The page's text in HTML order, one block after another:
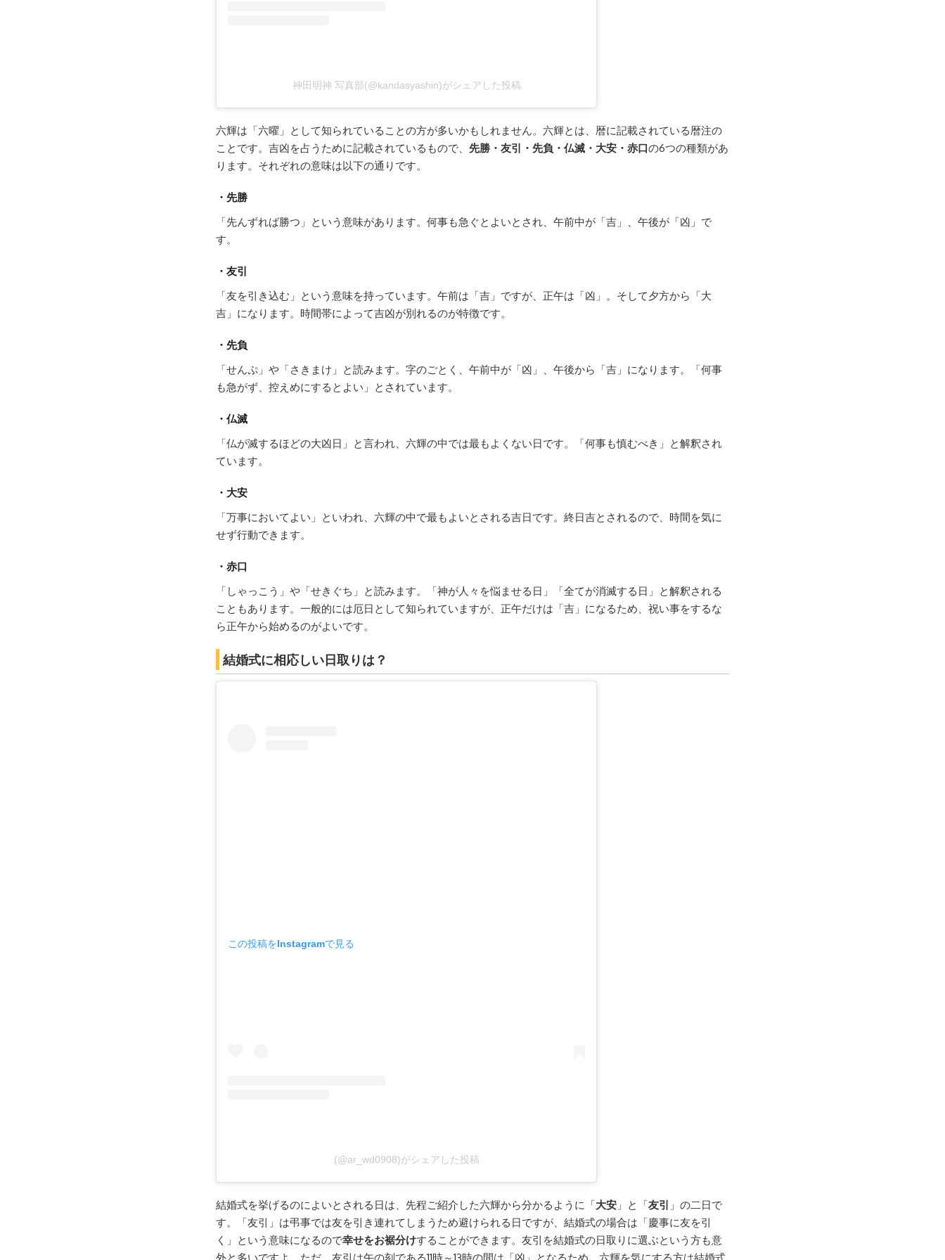
神田明神 写真部(@kandasyashin)がシェアした投稿
六輝は「六曜」として知られていることの方が多いかもしれません。六輝とは、暦に記載されている暦注の
ことです。吉凶を占うために記載されているもので、 先勝・友引・先負・仏滅・大安・赤口の6つの種類があ
ります。それぞれの意味は以下の通りです。
・先勝
「先んずれば勝つ」という意味があります。何事も急ぐとよいとされ、午前中が「吉」、午後が「凶」で
す。
・友引
「友を引き込む」という意味を持っています。午前は「吉」ですが、正午は「凶」。そして夕方から「大
吉」になります。時間帯によって吉凶が別れるのが特徴です。
・先負
「せんぷ」や「さきまけ」と読みます。字のごとく、午前中が「凶」、午後から「吉」になります。「何事
も急がず、控えめにするとよい」とされています。
・仏滅
「仏が滅するほどの大凶日」と言われ、六輝の中では最もよくない日です。「何事も慎むべき」と解釈され
ています。
・大安
「万事においてよい」といわれ、六輝の中で最もよいとされる吉日です。終日吉とされるので、時間を気に
せず行動できます。
・赤口
「しゃっこう」や「せきぐち」と読みます。「神が人々を悩ませる日」「全てが消滅する日」と解釈される
こともあります。一般的には厄日として知られていますが、正午だけは「吉」になるため、祝い事をするな
ら正午から始めるのがよいです。
結婚式に相応しい日取りは？
この投稿をInstagramで見る
(@ar_wd0908)がシェアした投稿
結婚式を挙げるのによいとされる日は、先程ご紹介した六輝から分かるように「大安 」と「友引 」の二日で
す。「友引」は弔事では友を引き連れてしまうため避けられる日ですが、結婚式の場合は「慶事に友を引
く」という意味になるので幸せをお裾分けすることができます。友引を結婚式の日取りに選ぶという方も意
外と多いですよ。ただ、友引は午の刻である11時～13時の間は「凶」となるため、六輝を気にする方は結婚式